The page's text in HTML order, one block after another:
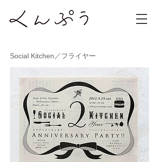
Social Kitchen／フライヤー